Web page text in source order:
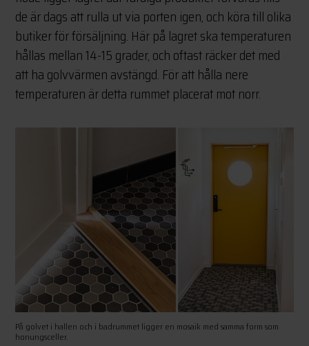
de är dags att rulla ut via porten igen, och köra till olika
butiker för försäljning. Här på lagret ska temperaturen
hållas mellan 14-15 grader, och oftast räcker det med
att ha golvvärmen avstängd. För att hålla nere
temperaturen är detta rummet placerat mot norr.
På golvet i hallen och i badrummet ligger en mosaik med samma form som
honungsceller.